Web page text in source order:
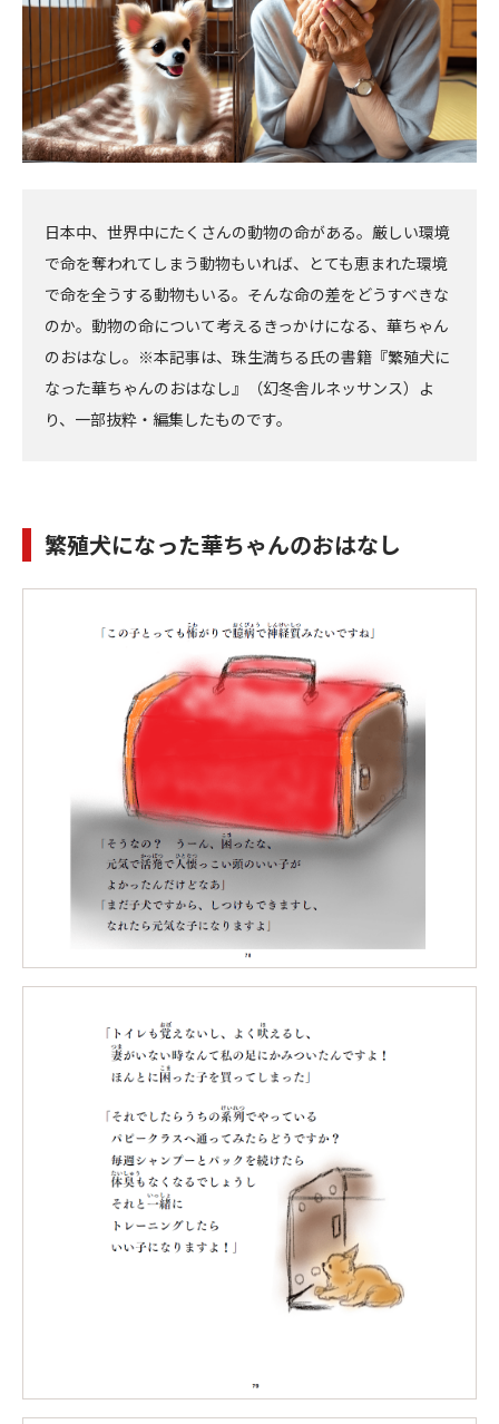
日本中、世界中にたくさんの動物の命がある。厳しい環境
で命を奪われてしまう動物もいれば、とても恵まれた環境
で命を全うする動物もいる。そんな命の差をどうすべきな
のか。動物の命について考えるきっかけになる、華ちゃん
のおはなし。※本記事は、珠生満ちる氏の書籍『繁殖犬に
なった華ちゃんのおはなし』（幻冬舎ルネッサンス）よ
り、一部抜粋・編集したものです。
繁殖犬になった華ちゃんのおはなし